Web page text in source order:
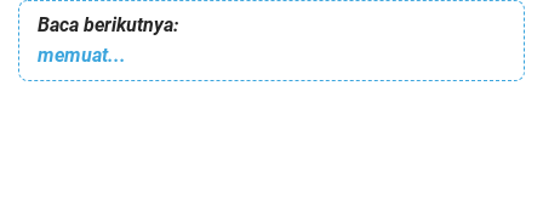
Baca berikutnya:
memuat...